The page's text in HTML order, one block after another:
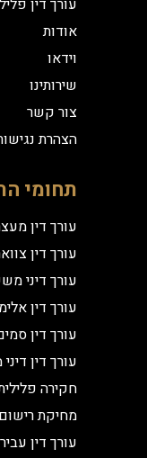
עורך דין
אודות
וידאו
שירותינו
צור קשר
הצהרת
תחומי
עורך דין
עורך דין
עורך דיני
עורך דין
עורך דין
עורך דין
חקירה
מחיקת
עורך דין